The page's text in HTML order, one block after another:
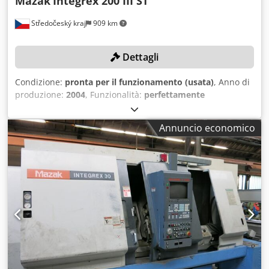
Středočeský kraj 909 km
Dettagli
Condizione: pronta per il funzionamento (usata), Anno di
produzione: 2004, Funzionalità: perfettamente
, numero macchina/veicolo:
di tornitura:660 mm, foro mandrino:76 mm, velocità del
mandrino (max):5.000 giri/min, modello di controller:
MAZATROL Fusion 640 MT, coppia mandrino (max):349
, CARATTERISTICHE TECNICHE Diametro massimo di
tornitura: 660 mm Mandrino principale Gamma di velocità:
35–5.000 giri/min Potenza (10 minuti / funzionamento
continuo): 22 / 15 kW Coppia massima: 349 Nm Foro del
mandrino: 76 mm Diametro del mandrino: 210 mm
Precisione dell'indicizzazione dell'asse C: 0,0001°
Mandrino secondario Gamma di velocità: 35–5.000 giri/min
Potenza (10 minuti / funzionamento continuo): 18,5 / 15 kW
Coppia massima: 326 Nm Diametro del mandrino: 210 mm
Annuncio economico